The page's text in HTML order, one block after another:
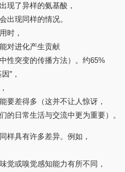
现了异样的氨基酸，
出现同样的情况。
时，
对进化产生贡献
性突变的传播方法）。约65%
”，
要差得多（这并不让人惊讶，
的日常生活与交流中更为重要）。
样具有许多差异。例如，
觉或嗅觉感知能力有所不同，